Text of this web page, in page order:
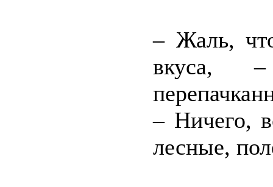
– Жаль,
вкуса,
– Ничего,
лесные,